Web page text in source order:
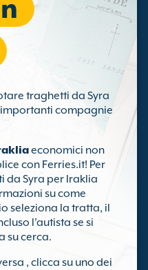
traghetti da Syra
compagnie
economici non
con Ferries.it! Per
da Syra per Iraklia
su come
seleziona la tratta, il
l’autista se si
su cerca.
, clicca su uno dei